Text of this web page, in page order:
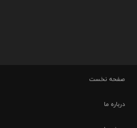
صفحه نخست
درباره ما